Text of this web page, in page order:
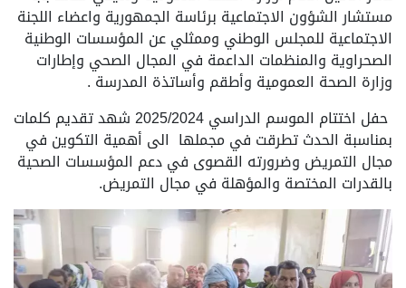
مستشار الشؤون الاجتماعية برئاسة الجمهورية واعضاء اللجنة
الاجتماعية للمجلس الوطني وممثلي عن المؤسسات الوطنية
الصحراوية والمنظمات الداعمة في المجال الصحي وإطارات
وزارة الصحة العمومية وأطقم وأساتذة المدرسة .
حفل اختتام الموسم الدراسي 2025/2024 شهد تقديم كلمات
بمناسبة الحدث تطرقت في مجملها الى أهمية التكوين في
مجال التمريض وضرورته القصوى في دعم المؤسسات الصحية
بالقدرات المختصة والمؤهلة في مجال التمريض.